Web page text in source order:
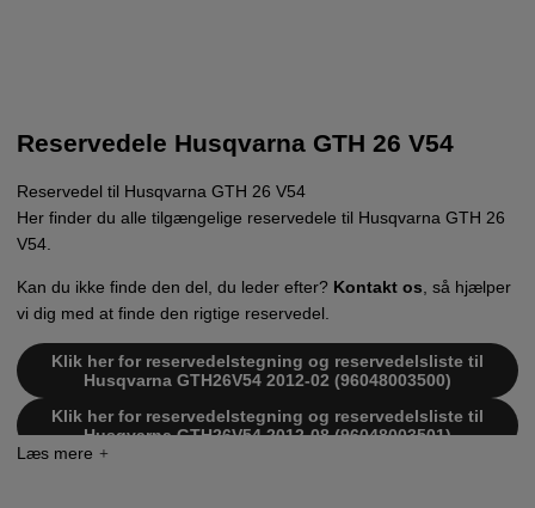
Reservedele Husqvarna GTH 26 V54
Reservedel til Husqvarna GTH 26 V54
Her finder du alle tilgængelige reservedele til Husqvarna GTH 26
V54.
Kan du ikke finde den del, du leder efter? Kontakt os , så hjælper
vi dig med at finde den rigtige reservedel.
Klik her for reservedelstegning og reservedelsliste til
Husqvarna GTH26V54 2012-02 (96048003500)
Klik her for reservedelstegning og reservedelsliste til
Husqvarna GTH26V54 2012-08 (96048003501)